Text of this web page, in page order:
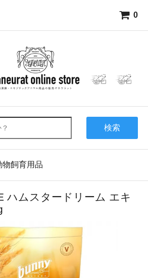
0
検索
物飼育用品
ハムスタードリーム エキ